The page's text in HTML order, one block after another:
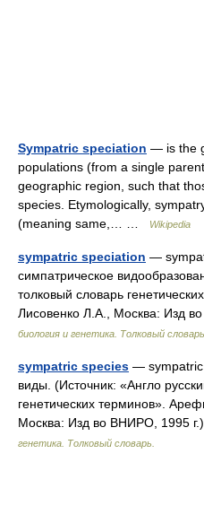
Sympatric speciation — is the
populations (from a single
geographic region, such that
species. Etymologically,
(meaning same,… …
Wikipedia
sympatric speciation —
симпатрическое
толковый словарь
Лисовенко Л.А., Москва: Изд
биология и генетика. Толковый словарь.
sympatric species — sympatric
виды. (Источник: «Англо
генетических терминов».
Москва: Изд во ВНИРО, 1995
генетика. Толковый словарь.